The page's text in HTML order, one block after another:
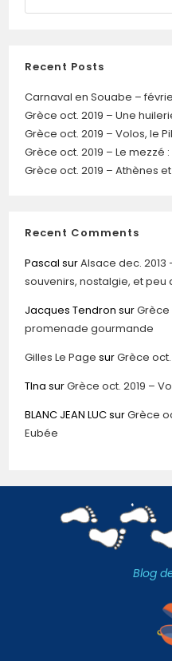
Recent Posts
Carnaval en Souabe –
Grèce oct. 2019 – Une
Grèce oct. 2019 – Volos, le
Grèce oct. 2019 – Le
Grèce oct. 2019 – Athènes
Recent Comments
Pascal surAlsace dec. 2013
souvenirs, nostalgie, et peu
Jacques Tendron surGrèce
promenade gourmande
Gilles Le Page surGrèce oct.
TIna surGrèce oct. 2019 –
BLANC JEAN LUCsurGrèce
Eubée
Blog